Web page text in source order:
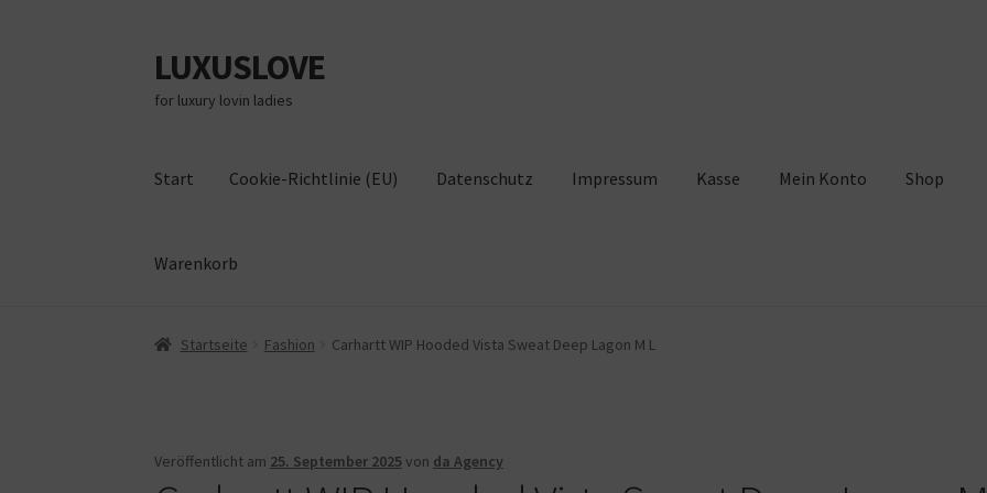
Zur
Navigation
springen
Zum
Inhalt
springen
LUXUSLOVE
for luxury lovin ladies
Start Cookie-Richtlinie (EU) Datenschutz Impressum Kasse Mein Konto Shop
Warenkorb
Start Cookie-Richtlinie (EU) Datenschutz Impressum Kasse Mein Konto
Startseite Fashion Carhartt WIP Hooded Vista Sweat Deep Lagon M L
Veröffentlicht am 25. September 2025von da Agency